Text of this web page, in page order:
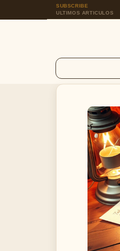
SUBSCRIBE
ULTIMOS ARTICULOS